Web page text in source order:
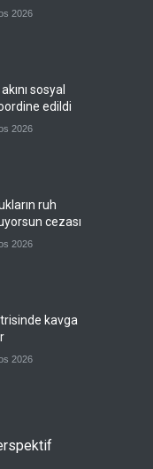
2026
sosyal
edildi
2026
ruh
cezası
2026
kavga
2026
Türkiye ve